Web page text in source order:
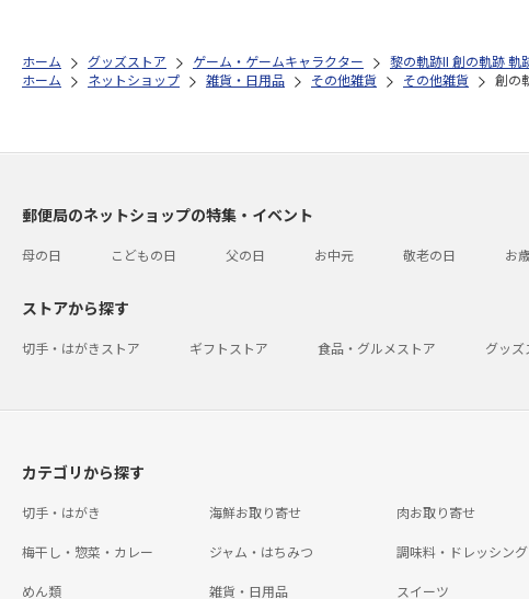
ホーム グッズストア ゲーム・ゲームキャラクター 黎の軌跡II 創の軌跡 軌
ホーム
ネットショップ 雑貨・日用品 その他雑貨 その他雑貨 創の
郵便局のネットショップの特集・イベント
母の日 こどもの日 父の日 お中元 敬老の日 お
ストアから探す
切手・はがきストア ギフトストア 食品・グルメストア グッズ
カテゴリから探す
切手・はがき 海鮮お取り寄せ 肉お取り寄せ
梅干し・惣菜・カレー ジャム・はちみつ 調味料・ドレッシング
めん類 雑貨・日用品 スイーツ